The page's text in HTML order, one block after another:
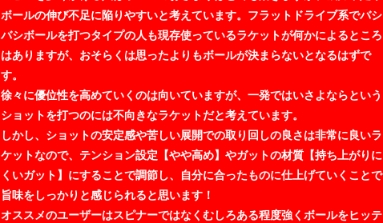
ボールの伸び不足に陥りやすいと考えています。フラットドライブ系でバシ
バシボールを打つタイプの人も現存使っているラケットが何かによるところ
はありますが、おそらくは思ったよりもボールが決まらないとなるはずで
す。
徐々に優位性を高めていくのは向いていますが、一発ではいさよならという
ショットを打つのには不向きなラケットだと考えています。
しかし、ショットの安定感や苦しい展開での取り回しの良さは非常に良いラ
ケットなので、テンション設定【やや高め】やガットの材質【持ち上がりに
くいガット】にすることで調節し、自分に合ったものに仕上げていくことで
旨味をしっかりと感じられると思います！
オススメのユーザーはスピナーではなくむしろある程度強くボールをヒッテ